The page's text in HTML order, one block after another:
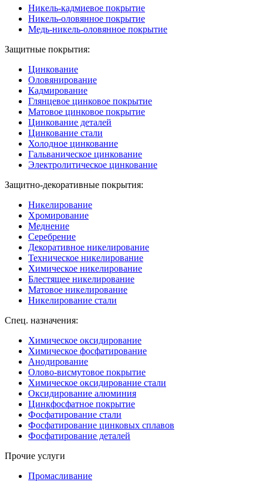
Никель-кадмиевое покрытие
Никель-оловянное покрытие
Медь-никель-оловянное покрытие
Защитные покрытия:
Цинкование
Оловянирование
Кадмирование
Глянцевое цинковое покрытие
Матовое цинковое покрытие
Цинкование деталей
Цинкование стали
Холодное цинкование
Гальваническое цинкование
Электролитическое цинкование
Защитно-декоративные покрытия:
Никелирование
Хромирование
Меднение
Серебрение
Декоративное никелирование
Техническое никелирование
Химическое никелирование
Блестящее никелирование
Матовое никелирование
Никелирование стали
Спец. назначения:
Химическое оксидирование
Химическое фосфатирование
Анодирование
Олово-висмутовое покрытие
Химическое оксидирование стали
Оксидирование алюминия
Цинкфосфатное покрытие
Фосфатирование стали
Фосфатирование цинковых сплавов
Фосфатирование деталей
Прочие услуги
Промасливание